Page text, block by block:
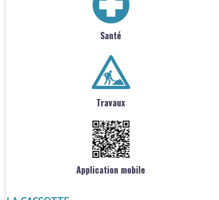
Santé
Travaux
Application mobile